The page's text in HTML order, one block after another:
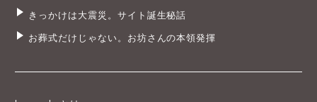
きっかけは大震災。サイト誕生秘話
お葬式だけじゃない。お坊さんの本領発揮